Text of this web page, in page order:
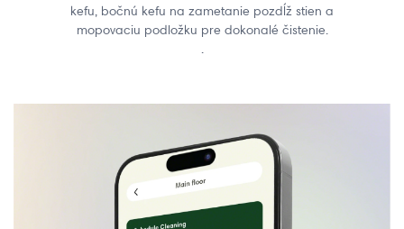
kefu, bočnú kefu na zametanie pozdĺž stien a
mopovaciu podložku pre dokonalé čistenie.